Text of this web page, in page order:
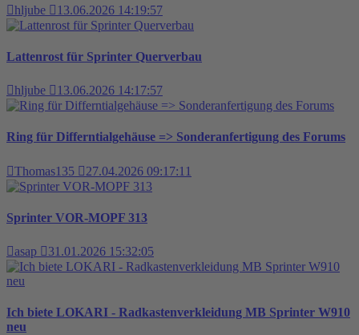
hljube 13.06.2026 14:19:57
Lattenrost für Sprinter Querverbau
hljube 13.06.2026 14:17:57
Ring für Differntialgehäuse => Sonderanfertigung des Forums
Thomas135 27.04.2026 09:17:11
Sprinter VOR-MOPF 313
asap 31.01.2026 15:32:05
Ich biete LOKARI - Radkastenverkleidung MB Sprinter W910
neu